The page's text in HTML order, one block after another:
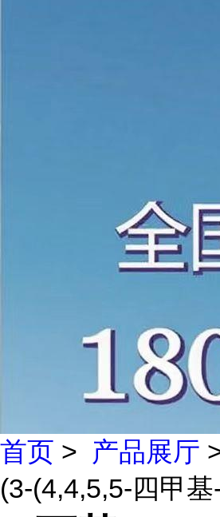
首页 > 产品展厅
(3-(4,4,5,5-四甲基